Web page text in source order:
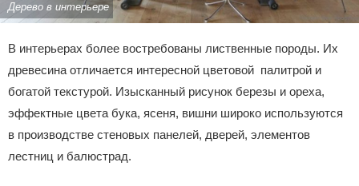
Дерево в интерьере
В интерьерах более востребованы лиственные породы. Их
древесина отличается интересной цветовой палитрой и
богатой текстурой. Изысканный рисунок березы и ореха,
эффектные цвета бука, ясеня, вишни широко используются
в производстве стеновых панелей, дверей, элементов
лестниц и балюстрад.